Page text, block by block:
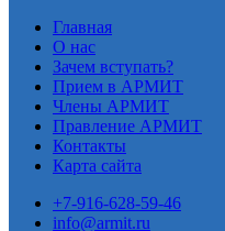
Главная
О нас
Зачем вступать?
Прием в АРМИТ
Члены АРМИТ
Правление АРМИТ
Контакты
Карта сайта
+7-916-628-59-46
info@armit.ru